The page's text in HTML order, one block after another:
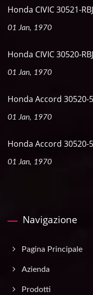
Honda CIVIC 30521-
01 Jan, 1970
Honda CIVIC 30520-
01 Jan, 1970
Honda Accord 30520-
01 Jan, 1970
Honda Accord 30520-
01 Jan, 1970
Navigazione
Pagina Principale
Azienda
Prodotti